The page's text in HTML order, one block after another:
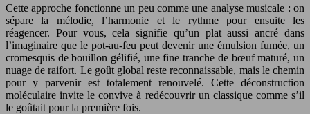
Cette approche fonctionne un peu comme une analyse musicale : on
sépare la mélodie, l’harmonie et le rythme pour ensuite les
réagencer. Pour vous, cela signifie qu’un plat aussi ancré dans
l’imaginaire que le pot-au-feu peut devenir une émulsion fumée, un
cromesquis de bouillon gélifié, une fine tranche de bœuf maturé, un
nuage de raifort. Le goût global reste reconnaissable, mais le chemin
pour y parvenir est totalement renouvelé. Cette déconstruction
moléculaire invite le convive à redécouvrir un classique comme s’il
le goûtait pour la première fois.